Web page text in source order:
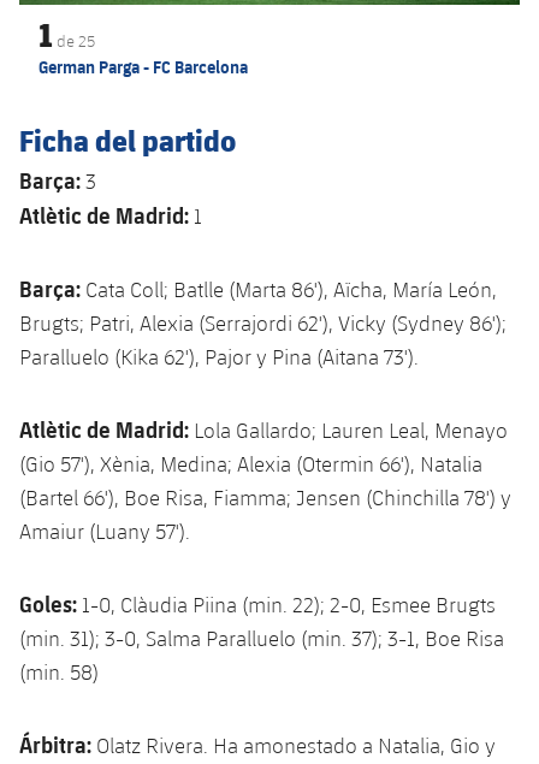
1 de 25
German Parga - FC Barcelona
Ficha del partido
Barça:3
Atlètic de Madrid: 1
Barça: Cata Coll; Batlle (Marta 86'), Aïcha, María León,
Brugts; Patri, Alexia (Serrajordi 62'), Vicky (Sydney 86');
Paralluelo (Kika 62'), Pajor y Pina (Aitana 73').
Atlètic de Madrid: Lola Gallardo; Lauren Leal, Menayo
(Gio 57'), Xènia, Medina; Alexia (Otermin 66'), Natalia
(Bartel 66'), Boe Risa, Fiamma; Jensen (Chinchilla 78') y
Amaiur (Luany 57').
Goles: 1-0, Clàudia Piina (min. 22); 2-0, Esmee Brugts
(min. 31); 3-0, Salma Paralluelo (min. 37); 3-1, Boe Risa
(min. 58)
Árbitra: Olatz Rivera. Ha amonestado a Natalia, Gio y